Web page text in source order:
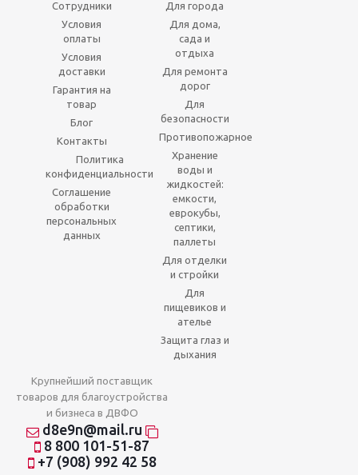
Сотрудники
Условия
оплаты
Условия
доставки
Гарантия на
товар
Блог
Контакты
Политика
конфиденциальности
Соглашение
обработки
персональных
данных
Для города
Для дома,
сада и
отдыха
Для ремонта
дорог
Для
безопасности
Противопожарное
Хранение
воды и
жидкостей:
емкости,
еврокубы,
септики,
паллеты
Для отделки
и стройки
Для
пищевиков и
ателье
Защита глаз и
дыхания
Крупнейший поставщик
товаров для благоустройства
и бизнеса в ДВФО
d8e9n@mail.ru
8 800 101-51-87
+7 (908) 992 42 58